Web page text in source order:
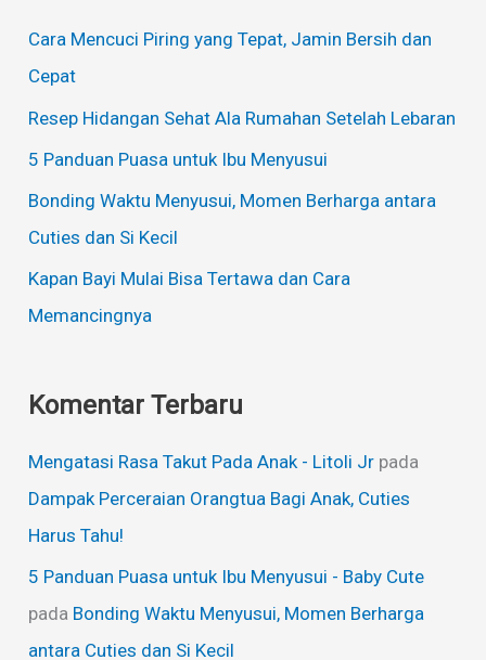
u
n
t
u
Cara Mencuci Piring yang Tepat, Jamin Bersih dan
Cepat
Resep Hidangan Sehat Ala Rumahan Setelah Lebaran
5 Panduan Puasa untuk Ibu Menyusui
Bonding Waktu Menyusui, Momen Berharga antara
Cuties dan Si Kecil
Kapan Bayi Mulai Bisa Tertawa dan Cara
Memancingnya
Komentar Terbaru
Mengatasi Rasa Takut Pada Anak - Litoli Jr pada
Dampak Perceraian Orangtua Bagi Anak, Cuties
Harus Tahu!
5 Panduan Puasa untuk Ibu Menyusui - Baby Cute
pada Bonding Waktu Menyusui, Momen Berharga
antara Cuties dan Si Kecil